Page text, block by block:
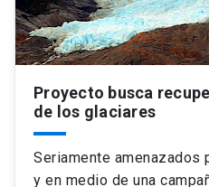
Información para
Futuros estudiantes
Estudiantes
Go to english site
ACCESOS DIRECTOS
Admisión
Mi Cuenta UC launch
Proyecto busca
de los glaciares
Seriamente amenazados
y en medio de una